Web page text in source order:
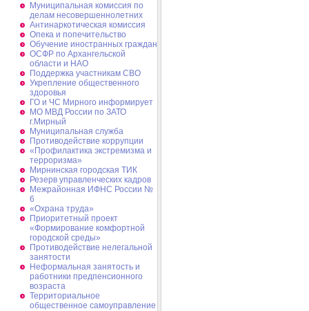
Муниципальная комиссия по
делам несовершеннолетних
Антинаркотическая комиссия
Опека и попечительство
Обучение иностранных граждан
ОСФР по Архангельской
области и НАО
Поддержка участникам СВО
Укрепление общественного
здоровья
ГО и ЧС Мирного информирует
МО МВД России по ЗАТО
г.Мирный
Муниципальная cлужба
Противодействие коррупции
«Профилактика экстремизма и
терроризма»
Мирнинская городская ТИК
Резерв управленческих кадров
Межрайонная ИФНС России №
6
«Охрана труда»
Приоритетный проект
«Формирование комфортной
городской среды»
Противодействие нелегальной
занятости
Неформальная занятость и
работники предпенсионного
возраста
Территориальное
общественное самоуправление